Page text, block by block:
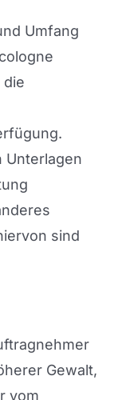
Umfang
die
Unterlagen
sind
Gewalt,
vom